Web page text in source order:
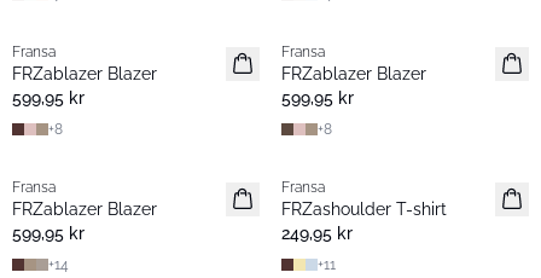
Nyhet
Fransa
FRZablazer Blazer
599,95 kr
+8
Nyhet
Fransa
FRZablazer Blazer
599,95 kr
+8
Nyhet
Fransa
FRZablazer Blazer
599,95 kr
+14
Nyhet
Fransa
FRZashoulder T-shirt
249,95 kr
+11